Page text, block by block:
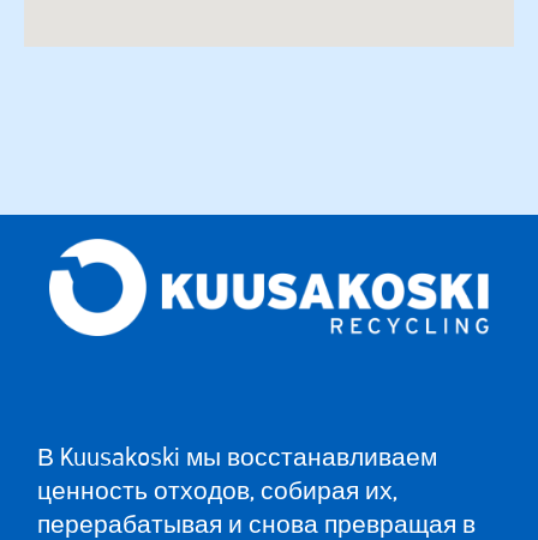
В Kuusakoski мы восстанавливаем
ценность отходов, собирая их,
перерабатывая и снова превращая в